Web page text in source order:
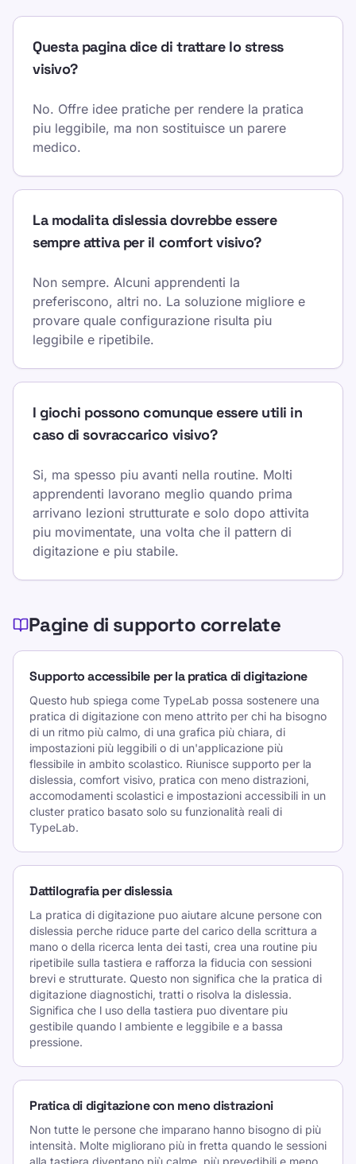
Questa pagina dice di trattare lo stress
visivo?
No. Offre idee pratiche per rendere la pratica
piu leggibile, ma non sostituisce un parere
medico.
La modalita dislessia dovrebbe essere
sempre attiva per il comfort visivo?
Non sempre. Alcuni apprendenti la
preferiscono, altri no. La soluzione migliore e
provare quale configurazione risulta piu
leggibile e ripetibile.
I giochi possono comunque essere utili in
caso di sovraccarico visivo?
Si, ma spesso piu avanti nella routine. Molti
apprendenti lavorano meglio quando prima
arrivano lezioni strutturate e solo dopo attivita
piu movimentate, una volta che il pattern di
digitazione e piu stabile.
Pagine di supporto correlate
Supporto accessibile per la pratica di digitazione
Questo hub spiega come TypeLab possa sostenere una
pratica di digitazione con meno attrito per chi ha bisogno
di un ritmo più calmo, di una grafica più chiara, di
impostazioni più leggibili o di un'applicazione più
flessibile in ambito scolastico. Riunisce supporto per la
dislessia, comfort visivo, pratica con meno distrazioni,
accomodamenti scolastici e impostazioni accessibili in un
cluster pratico basato solo su funzionalità reali di
TypeLab.
Dattilografia per dislessia
La pratica di digitazione puo aiutare alcune persone con
dislessia perche riduce parte del carico della scrittura a
mano o della ricerca lenta dei tasti, crea una routine piu
ripetibile sulla tastiera e rafforza la fiducia con sessioni
brevi e strutturate. Questo non significa che la pratica di
digitazione diagnostichi, tratti o risolva la dislessia.
Significa che l uso della tastiera puo diventare piu
gestibile quando l ambiente e leggibile e a bassa
pressione.
Pratica di digitazione con meno distrazioni
Non tutte le persone che imparano hanno bisogno di più
intensità. Molte migliorano più in fretta quando le sessioni
alla tastiera diventano più calme, più prevedibili e meno